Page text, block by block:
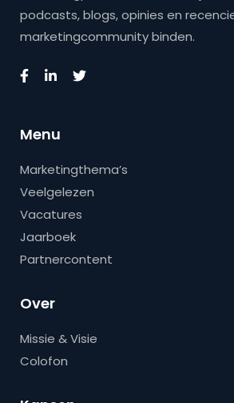
podcasts, blogs, opinies en
marketingcommunity binden.
Menu
Marketingthema’s
Veelgelezen
Vacatures
Jaarboek
Partnercontent
Over
Missie & Visie
Colofon